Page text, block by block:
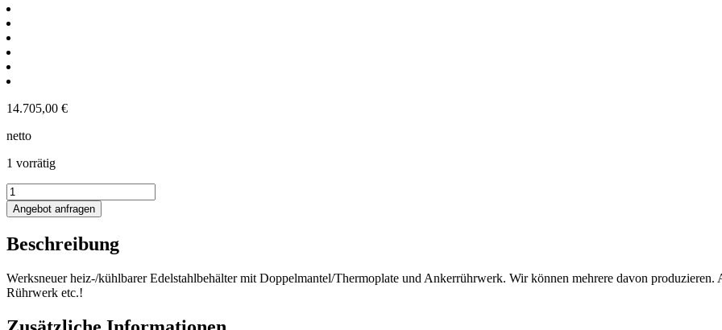
14.705,00 €
netto
1 vorrätig
2537L
heiz-/kühlbarer
Edelstahlbehälter
Doppelmantel
Ankerrührwerk
Menge
Angebot anfragen
Beschreibung
Werksneuer heiz-/kühlbarer Edelstahlbehälter mit Doppelmantel/Thermoplate und Ankerrührwerk. Wir können mehrere davon
Rührwerk etc.!